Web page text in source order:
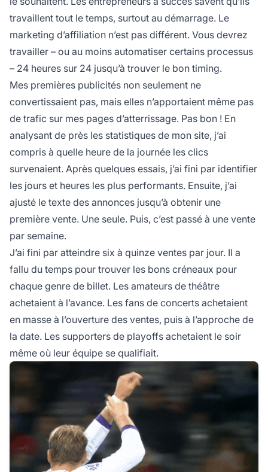
travaillent tout le temps, surtout au démarrage. Le
marketing d’affiliation n’est pas différent. Vous devrez
travailler – ou au moins automatiser certains processus
– 24 heures sur 24 jusqu’à trouver le bon timing.
Mes premières publicités non seulement ne
convertissaient pas, mais elles n’apportaient même pas
de trafic sur mes pages d’atterrissage. Pas bon ! En
analysant de près les statistiques de mon site, j’ai
compris à quelle heure de la journée les clics
survenaient. Après quelques essais, j’ai fini par identifier
les jours et heures les plus performants. Ensuite, j’ai
ajusté le texte des annonces jusqu’à obtenir une
première vente. Une seule. Puis, c’est passé à une vente
par semaine.
J’ai fini par atteindre six à quinze ventes par jour. Il a
fallu du temps pour trouver les bons créneaux pour
chaque genre de billet. Les amateurs de théâtre
achetaient à l’avance. Les fans de concerts achetaient
en masse à l’ouverture des ventes, puis à l’approche de
la date. Les supporters de playoffs achetaient le soir
même où leur équipe se qualifiait.